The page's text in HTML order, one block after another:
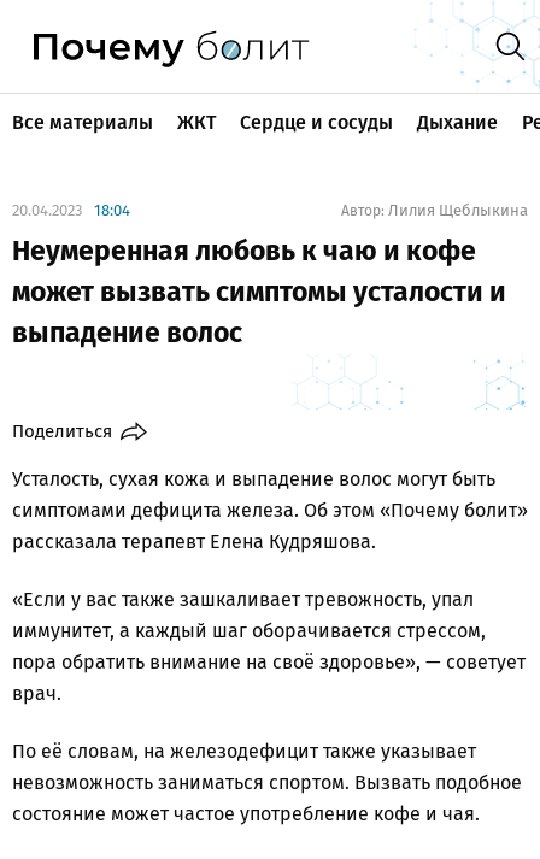
Все материалы ЖКТ Сердце и сосуды Дыхание
20.04.2023 18:04 Автор: Лилия Щеблыкина
Неумеренная любовь к чаю и кофе
может вызвать симптомы усталости и
выпадение волос
Поделиться
Усталость, сухая кожа и выпадение волос могут быть
симптомами дефицита железа. Об этом «Почему болит»
рассказала терапевт Елена Кудряшова.
«Если у вас также зашкаливает тревожность, упал
иммунитет, а каждый шаг оборачивается стрессом,
пора обратить внимание на своё здоровье», — советует
врач.
По её словам, на железодефицит также указывает
невозможность заниматься спортом. Вызвать подобное
состояние может частое употребление кофе и чая.